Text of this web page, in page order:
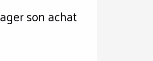
son achat